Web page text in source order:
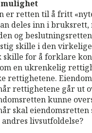
mulighet
er retten til å fritt
deles inn i
og
skille i den
for å forklare
en ukrenkelig
rettighetene.
rettighetene går ut
kunne
skal eiendomsretten
livsutfoldelse?